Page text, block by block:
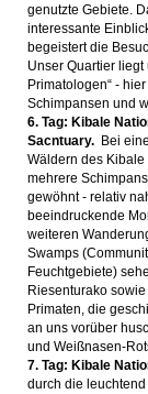
genutzte Gebiete.
interessante
begeistert die
Unser Quartier
Primatologen“ -
Schimpansen und
6. Tag: Kibale
Sacntuary. Bei
Wäldern des
mehrere
gewöhnt - relativ
beeindruckende
weiteren
Swamps
Feuchtgebiete)
Riesenturako
Primaten, die
an uns vorüber
und Weißnasen-
7. Tag: Kibale
durch die